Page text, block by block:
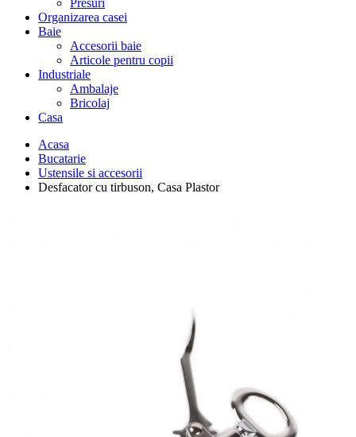
Presuri
Organizarea casei
Baie
Accesorii baie
Articole pentru copii
Industriale
Ambalaje
Bricolaj
Casa
Acasa
Bucatarie
Ustensile si accesorii
Desfacator cu tirbuson, Casa Plastor